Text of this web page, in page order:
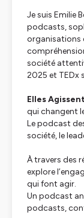
Je suis Emilie
podcasts,
organisations
société
2025 et TEDx
Elles
qui changent
Le podcast
société, le
À travers des
explore
qui font agir.
Un podcast
podcasts,